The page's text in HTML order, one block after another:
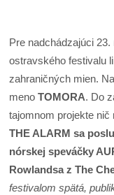
Pre nadchádzajúci
ostravského festivalu
zahraničných mien.
menoTOMORA. Do
tajomnom projekte
THE ALARM sa
nórskej speváčky
Rowlandsa z The
festivalom spätá,